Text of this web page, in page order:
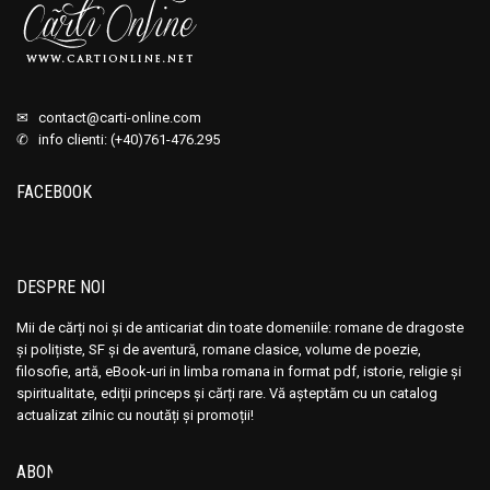
Basme norvegiene
Beaumarchais
Benard Henri Levy
Benito Perez Galdos
Benvenuto Cellini
Bernal Diaz del Castillo
Bernard Lecomte
Bernard Werber
Bernard-Philippe Groslier
Basme norvegiene
Beaumarchais
Benard Henri Levy
Benito Perez Galdos
Benvenuto Cellini
Bernal Diaz del Castillo
Bernard Lecomte
Bernard Werber
Bernard-Philippe Groslier
✉ contact@carti-online.com
✆ info clienti: (+40)761-476.295
FACEBOOK
DESPRE NOI
Mii de cărți noi și de anticariat din toate domeniile: romane de dragoste
și polițiste, SF și de aventură, romane clasice, volume de poezie,
filosofie, artă, eBook-uri in limba romana in format pdf, istorie, religie și
spiritualitate, ediții princeps și cărți rare. Vă așteptăm cu un catalog
actualizat zilnic cu noutăți și promoții!
ABONEAZĂ-TE LA NEWSLETTER